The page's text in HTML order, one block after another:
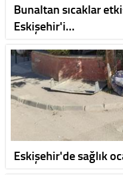
Bunaltan sıcaklar
Eskişehir'i…
Eskişehir'de sağlık